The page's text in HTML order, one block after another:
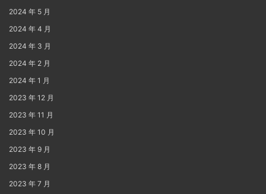
2024 年 5 月
2024 年 4 月
2024 年 3 月
2024 年 2 月
2024 年 1 月
2023 年 12 月
2023 年 11 月
2023 年 10 月
2023 年 9 月
2023 年 8 月
2023 年 7 月